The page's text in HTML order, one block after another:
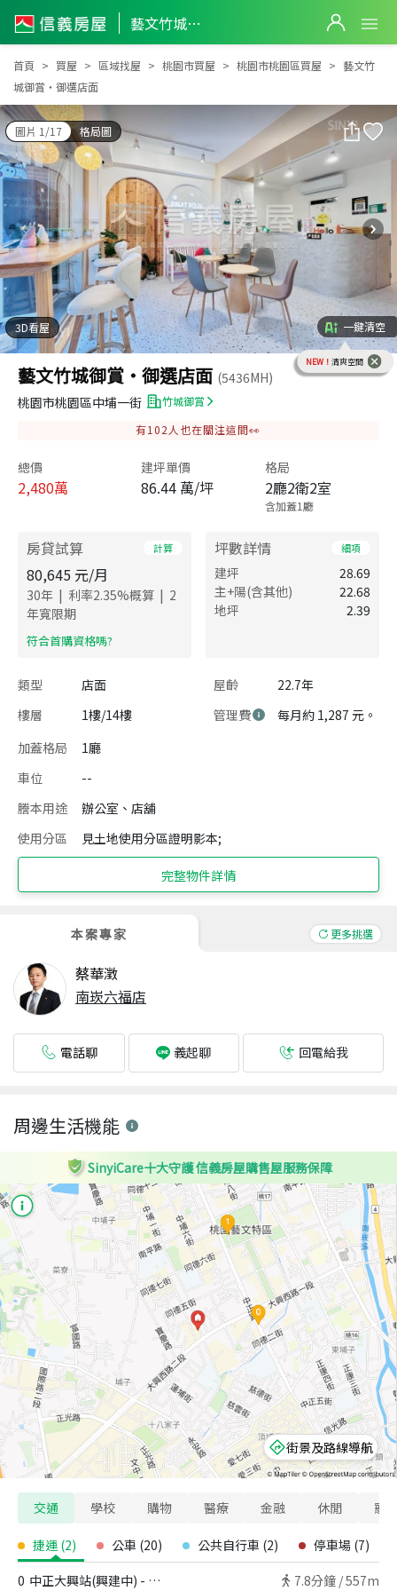
藝文竹城御賞・御選店面
藝文竹城御賞・御選店面
首頁 買屋 區域找屋 桃園市買屋 桃園市桃園區買屋
藝文竹
城御賞・御選店面
圖片 1/17 格局圖
3D看屋 一鍵清空
NEW！ 清爽空間
藝文竹城御賞・御選店面 (5436MH)
桃園市桃園區中埔一街
竹城御賞
有102 人也在關注這間👀
總價
2,480萬
建坪單價
86.44 萬/坪
格局
2廳2衛2室
含加蓋1廳
房貸試算 計算
80,645 元/月
30年 | 利率2.35%概算 | 2
年寬限期
​符合首購資格嗎?
坪數詳情 細項
建坪
28.69
主+陽(含其他)
22.68
地坪
2.39
類型 店面 屋齡
22.7年
樓層
1樓/14樓 管理費
每月約 1,287 元。
加蓋格局
1廳
車位
--
謄本用途
辦公室、店舖
使用分區
見土地使用分區證明影本;
完整物件詳情
本案專家 更多挑選
蔡華澂
南崁六福店
電話聊 義起聊 回電給我
周邊生活機能
SinyiCare十大守護 信義房屋購售屋服務保障
街景及路線導航
交通 學校 購物 醫療 金融 休閒 寵
捷運 (2) 公車 (20) 公共自行車 (2) 停車場 (7)
0 中正大興站(興建中) - 出口 7.8分鐘 /557m